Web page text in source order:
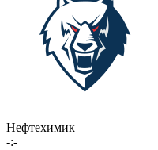
Нефтехимик
-:-